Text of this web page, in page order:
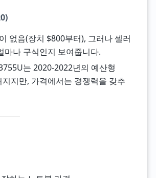
없음(장치 $800부터), 그러나 셀러
마나 구식인지 보여줍니다.
는 2020-2022년의 예산형
지지만, 가격에서는 경쟁력을 갖추